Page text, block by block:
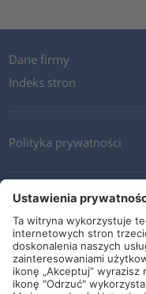
Dane firmy
Indeks stron
Polityka prywatności
Kontakt
Newsletter